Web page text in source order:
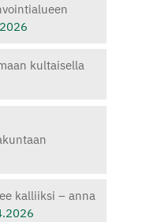
kultaisella
kalliiksi – anna